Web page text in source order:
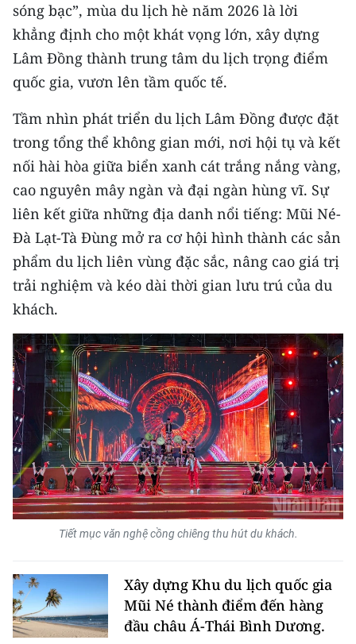
Media Pháp luật
Media Du lịch
Media Thể thao
Media Giáo dục
Media Y tế
Media Khoa học - Công nghệ
Media Môi trường
Ảnh
Infographic
TIN MỚI
TIN ĐỊA PHƯƠNG
Trung du và miền núi phía Bắc
Đồng bằng sông Hồng
Bắc Trung Bộ
Duyên hải Nam Trung Bộ và Tây
Nguyên
Đông Nam Bộ
sóng bạc”, mùa du lịch hè năm 2026 là lời
khẳng định cho một khát vọng lớn, xây dựng
Lâm Đồng thành trung tâm du lịch trọng điểm
quốc gia, vươn lên tầm quốc tế.
Tầm nhìn phát triển du lịch Lâm Đồng được đặt
trong tổng thể không gian mới, nơi hội tụ và kết
nối hài hòa giữa biển xanh cát trắng nắng vàng,
cao nguyên mây ngàn và đại ngàn hùng vĩ. Sự
liên kết giữa những địa danh nổi tiếng: Mũi Né-
Đà Lạt-Tà Đùng mở ra cơ hội hình thành các sản
phẩm du lịch liên vùng đặc sắc, nâng cao giá trị
trải nghiệm và kéo dài thời gian lưu trú của du
khách.
Tiết mục văn nghệ cồng chiêng thu hút du khách.
Xây dựng Khu du lịch quốc gia
Mũi Né thành điểm đến hàng
đầu châu Á-Thái Bình Dương.